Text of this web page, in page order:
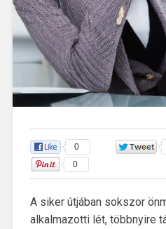
0
0
A siker útjában sokszor
alkalmazotti lét, többnyire